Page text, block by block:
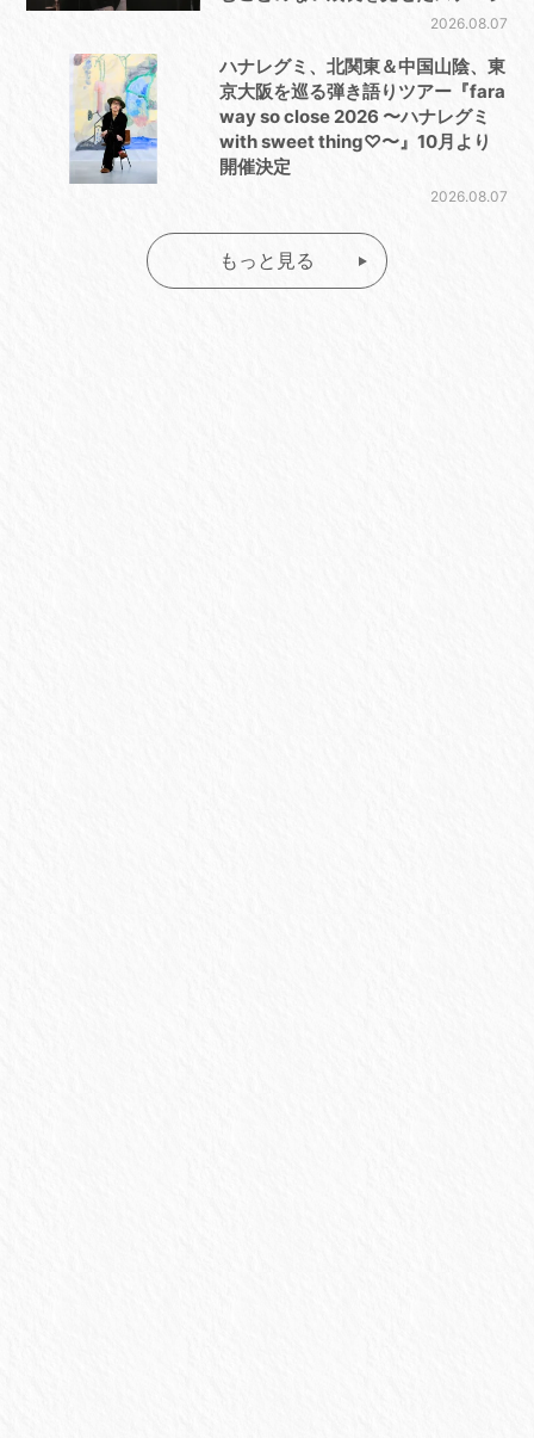
2026.08.07
ハナレグミ、北関東＆中国山陰、東
京大阪を巡る弾き語りツアー『fara
way so close 2026 〜ハナレグミ
with sweet thing♡〜』10月より
開催決定
2026.08.07
もっと見る